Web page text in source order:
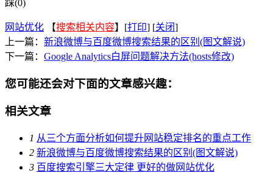
踩(0)
网站优化 【搜索相关内容】[打印] [关闭]
上一篇： 新浪微博与百度微博搜索结果的区别(图文解说)
下一篇： Google Analytics白屏问题解决方法(hosts修改)
您可能还会对下面的文章感兴趣：
相关文章
1 从三个方面分析如何提升网站稳定排名的重点工作
2 新浪微博与百度微博搜索结果的区别(图文解说)
3 百度搜索引擎三大定律 更好的做网站优化